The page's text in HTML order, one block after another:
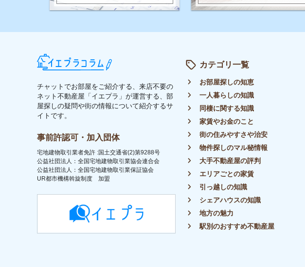
シェアハウスの知識
駅別のおすすめ不動産屋
トップ ライター募集 運営会社 イエプラコラムについて プライバシーポリシー